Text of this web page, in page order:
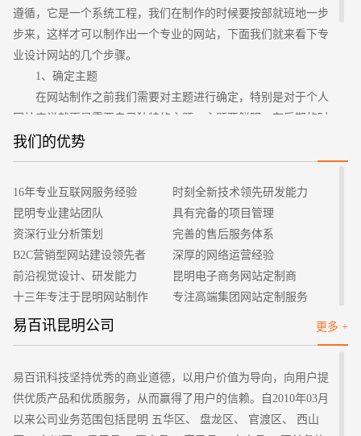
遵循，它是一个系统工程，我们在制作的时候要按部就班地一步
步来，这样才可以制作出一个专业的网站，下面我们就来看下专
业设计网站的几个步骤。
1、确定主题
在网站制作之前我们需要对主题进行确定，特别是对于个人
网站来说就更是需要自己独特的主题，主题要鲜明，在后期的时
候围绕主题的范围把我们的内容做大做全。
2、搜集材料
注意这些方面的综合应用，这样才可以做到胸有成竹。
4、网站制作
等到上面的前期准备都做好了以后，我们接下来就进入了正
式的网站制作环节了，把我们的预想一步步的变成现实，这是一
个复杂而细致的过程，在制作网站中我们要先做好主要的框架，
然后把复杂的大面积的都做好了再对细节部分进行设计，这样在
我们的优势
16年专业互联网服务经验
昆明专业建站团队
资深行业分析策划
B2C营销型网站建设领先者
前沿视觉设计、研发能力
十三年专注于昆明网站制作
客户的满意是我们唯一的宗旨
时刻全新技术领先研发能力
具有完备的项目管理
完善的售后服务体系
深厚的网络运营经验
昆明电子商务网站定制商
专注高端集团网站定制服务
更多 +
易百讯昆明公司
易百讯科技坚持优秀的商业道德，以用户价值为导向，向用户提
供优质产品和优质服务，从而赢得了用户的信赖。自2010年03月
以来公司业务范围包括昆明 五华区、 盘龙区、 官渡区、 西山